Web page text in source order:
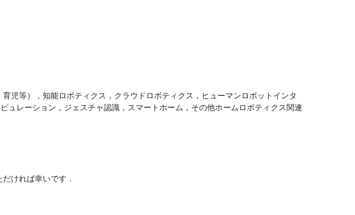
児等），知能ロボティクス，クラウドロボティクス，ヒューマンロボットインタ
ュレーション，ジェスチャ認識，スマートホーム，その他ホームロボティクス関連
ければ幸いです．